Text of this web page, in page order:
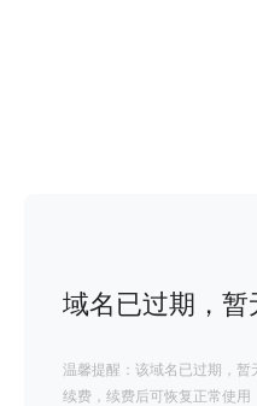
域名已过期，暂
温馨提醒：该域名已过期，
续费，续费后可恢复正常使用